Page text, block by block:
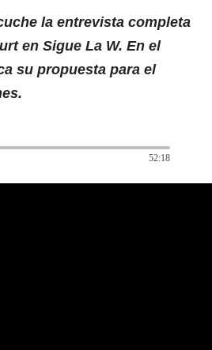
la entrevista completa
en Sigue La W. En el
su propuesta para el
52:18